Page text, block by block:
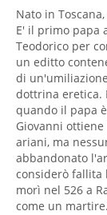
Nato in
E' il primo papa
Teodorico per
un editto
di
dottrina eretica.
quando il papa
Giovanni
ariani, ma
abbandonato
considerò fallita
morì nel 526 a
come un martire.